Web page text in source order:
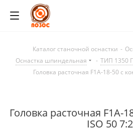
Каталог станочной оснастки -
Оснастка шпиндельная
- ТИП 1350
Головка расточная F1A-18-50 с
Головка расточная F1A-
ISO 50